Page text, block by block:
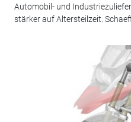
Automobil- und
stärker auf Altersteilzeit.